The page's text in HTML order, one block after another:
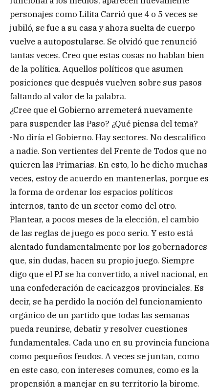
personajes como Lilita Carrió que 4 o 5 veces se
jubiló, se fue a su casa y ahora suelta de cuerpo
vuelve a autopostularse. Se olvidó que renunció
tantas veces. Creo que estas cosas no hablan bien
de la política. Aquellos políticos que asumen
posiciones que después vuelven sobre sus pasos
faltando al valor de la palabra.
¿Cree que el Gobierno arremeterá nuevamente
para suspender las Paso? ¿Qué piensa del tema?
-No diría el Gobierno. Hay sectores. No descalifico
a nadie. Son vertientes del Frente de Todos que no
quieren las Primarias. En esto, lo he dicho muchas
veces, estoy de acuerdo en mantenerlas, porque es
la forma de ordenar los espacios políticos
internos, tanto de un sector como del otro.
Plantear, a pocos meses de la elección, el cambio
de las reglas de juego es poco serio. Y esto está
alentado fundamentalmente por los gobernadores
que, sin dudas, hacen su propio juego. Siempre
digo que el PJ se ha convertido, a nivel nacional, en
una confederación de cacicazgos provinciales. Es
decir, se ha perdido la noción del funcionamiento
orgánico de un partido que todas las semanas
pueda reunirse, debatir y resolver cuestiones
fundamentales. Cada uno en su provincia funciona
como pequeños feudos. A veces se juntan, como
en este caso, con intereses comunes, como es la
propensión a manejar en su territorio la birome.